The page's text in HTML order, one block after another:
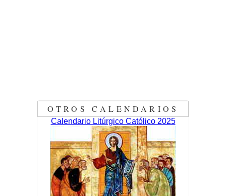
OTROS CALENDARIOS
Calendario Litúrgico Católico 2025